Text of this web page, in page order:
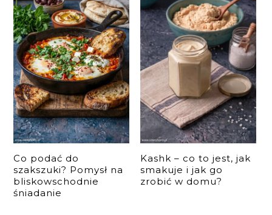
Co podać do
szakszuki? Pomysł na
bliskowschodnie
śniadanie
Kashk – co to jest, jak
smakuje i jak go
zrobić w domu?